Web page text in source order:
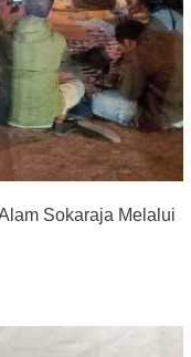
Sokaraja Melalui